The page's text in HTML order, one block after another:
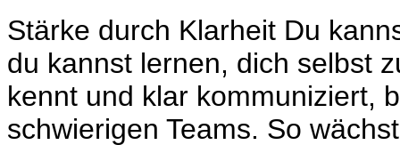
Stärke durch Klarheit Du
du kannst lernen, dich selbst
kennt und klar kommuniziert,
schwierigen Teams. So